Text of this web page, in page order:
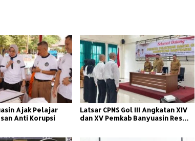
Ajak Pelajar
Anti Korupsi
Latsar CPNS Gol III Angkatan XIV
dan XV Pemkab Banyuasin Resmi